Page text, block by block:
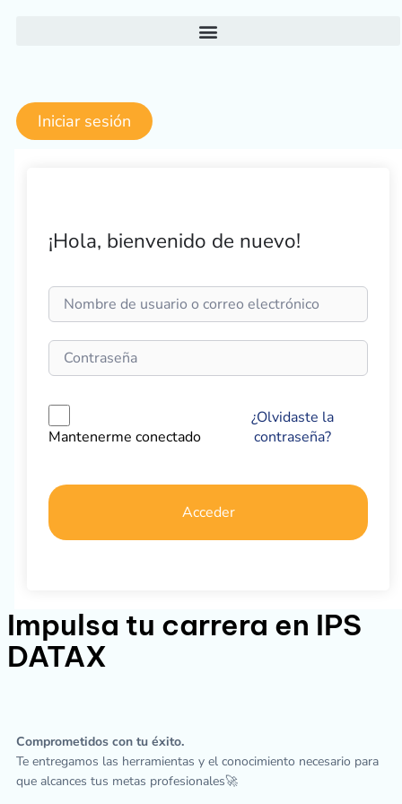
Iniciar sesión
¡Hola, bienvenido de nuevo!
Mantenerme conectado
¿Olvidaste la
contraseña?
Acceder
Impulsa tu carrera en IPS
DATAX
Comprometidos con tu éxito.
Te entregamos las herramientas y el conocimiento necesario para
que alcances tus metas profesionales🚀